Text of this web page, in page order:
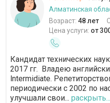
Алматинская
Возраст: 48 лет
Цена услуги: от
Кандидат технических
2017 гг. Владею
lntermidiate.
периодически с 2002 по
улучшали свои... раскрыть...